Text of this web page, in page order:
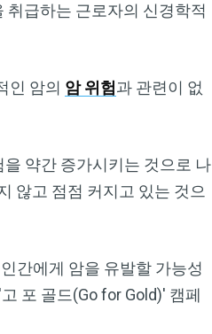
취급하는 근로자의 신경학적
인 암의 암 위험과 관련이 없
약간 증가시키는 것으로 나
않고 점점 커지고 있는 것으
간에게 암을 유발할 가능성
포 골드(Go for Gold)' 캠페